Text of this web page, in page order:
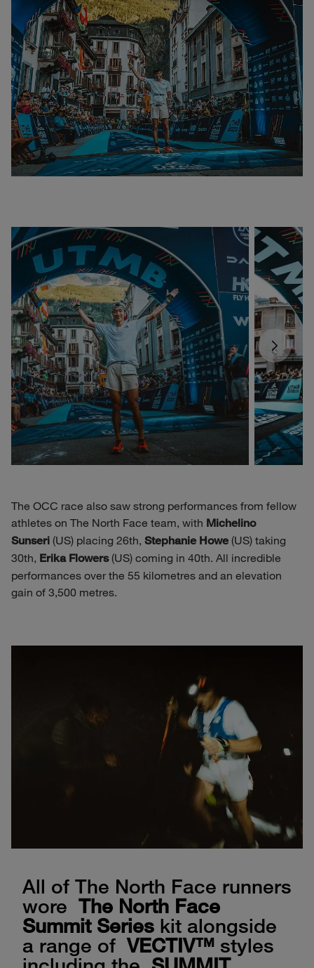
The OCC race also saw strong performances from fellow
athletes on The North Face team, with Michelino
Sunseri (US) placing 26th, Stephanie Howe (US) taking
30th, Erika Flowers(US) coming in 40th. All incredible
performances over the 55 kilometres and an elevation
gain of 3,500 metres.
All of The North Face runners
wore The North Face
Summit Series kit alongside
a range of VECTIV™ styles